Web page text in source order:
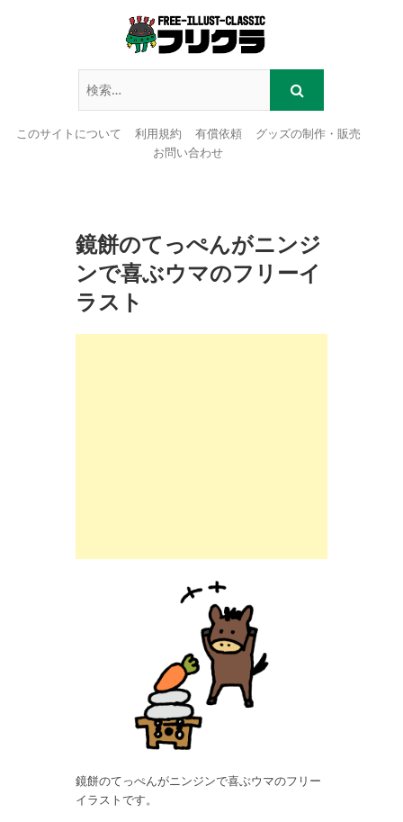
このサイトについて 利用規約 有償依頼
グッズの制作・販売
お問い合わせ
鏡餅のてっぺんがニンジ
ンで喜ぶウマのフリーイ
ラスト
鏡餅のてっぺんがニンジンで喜ぶウマのフリー
イラストです。